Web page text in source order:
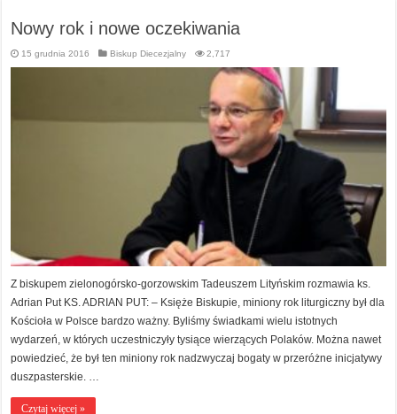
Nowy rok i nowe oczekiwania
15 grudnia 2016 Biskup Diecezjalny 2,717
Z biskupem zielonogórsko-gorzowskim Tadeuszem Lityńskim rozmawia ks.
Adrian Put KS. ADRIAN PUT: – Księże Biskupie, miniony rok liturgiczny był dla
Kościoła w Polsce bardzo ważny. Byliśmy świadkami wielu istotnych
wydarzeń, w których uczestniczyły tysiące wierzących Polaków. Można nawet
powiedzieć, że był ten miniony rok nadzwyczaj bogaty w przeróżne inicjatywy
duszpasterskie. …
Czytaj więcej »